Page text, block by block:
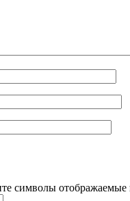
символы